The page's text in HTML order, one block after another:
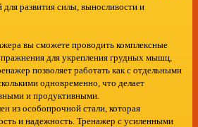
развития силы, выносливости и
вы сможете проводить комплексные
для укрепления грудных мышц,
позволяет работать как с отдельными
одновременно, что делает
и продуктивными.
из особопрочной стали, которая
и надежность. Тренажер с усиленными